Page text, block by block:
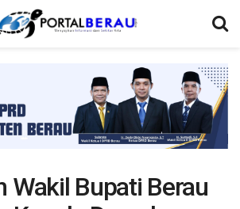
Wakil Bupati Berau